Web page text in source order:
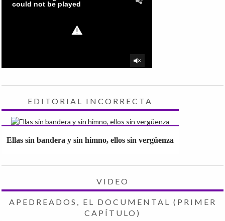
EDITORIAL INCORRECTA
Ellas sin bandera y sin himno, ellos sin vergüenza
VIDEO
APEDREADOS, EL DOCUMENTAL (PRIMER
CAPÍTULO)